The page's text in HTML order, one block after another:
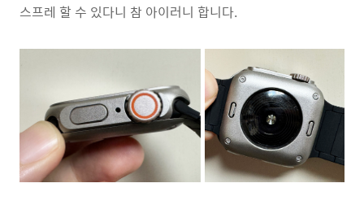
스프레 할 수 있다니 참 아이러니 합니다.